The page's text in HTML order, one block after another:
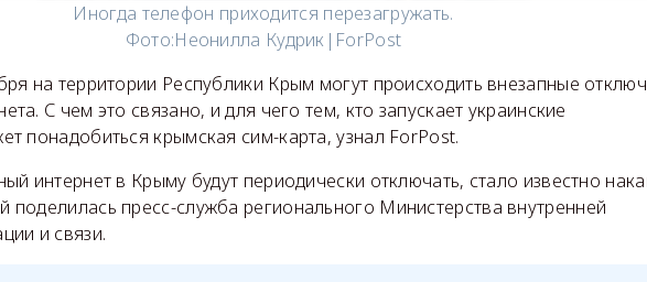
Иногда телефон приходится перезагружать.
Фото:Неонилла Кудрик|ForPost
на территории Республики Крым могут происходить внезапные
С чем это связано, и для чего тем, кто запускает украинские
понадобиться крымская сим-карта, узнал ForPost.
интернет в Крыму будут периодически отключать, стало известно
поделилась пресс-служба регионального Министерства внутренней
и связи.